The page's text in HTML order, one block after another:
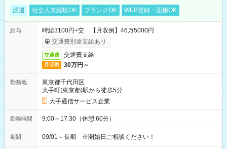
派遣 社会人未経験OK ブランクOK WEB登録・面接OK
給与
時給3100円+交 【月収例】46万5000円
交通費別途支給あり
交通費 交通費支給
月収例 30万円～
勤務地
東京都千代田区
大手町(東京都)駅から徒歩5分
大手通信サービス企業
勤務時間 9:00～17:30（休憩:60分）
期間 09/01～長期 ※開始日ご相談ください！